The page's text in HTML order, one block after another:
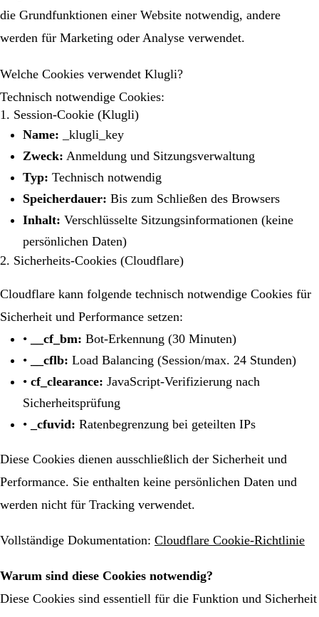
die Grundfunktionen einer Website notwendig, andere
werden für Marketing oder Analyse verwendet.
Welche Cookies verwendet Klugli?
Technisch notwendige Cookies:
1. Session-Cookie (Klugli)
Name: _klugli_key
Zweck: Anmeldung und Sitzungsverwaltung
Typ: Technisch notwendig
Speicherdauer: Bis zum Schließen des Browsers
Inhalt: Verschlüsselte Sitzungsinformationen (keine
persönlichen Daten)
2. Sicherheits-Cookies (Cloudflare)
Cloudflare kann folgende technisch notwendige Cookies für
Sicherheit und Performance setzen:
•
__cf_bm: Bot-Erkennung (30 Minuten)
•
__cflb: Load Balancing (Session/max. 24 Stunden)
• cf_clearance: JavaScript-Verifizierung nach
Sicherheitsprüfung
•
_cfuvid: Ratenbegrenzung bei geteilten IPs
Diese Cookies dienen ausschließlich der Sicherheit und
Performance. Sie enthalten keine persönlichen Daten und
werden nicht für Tracking verwendet.
Vollständige Dokumentation: Cloudflare Cookie-Richtlinie
Warum sind diese Cookies notwendig?
Diese Cookies sind essentiell für die Funktion und Sicherheit